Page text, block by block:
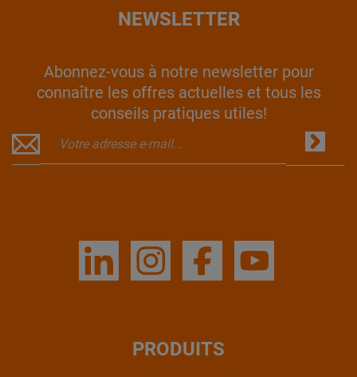
NEWSLETTER
Abonnez-vous à notre newsletter pour
connaître les offres actuelles et tous les
conseils pratiques utiles!
PRODUITS